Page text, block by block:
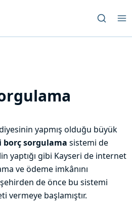
yapmış olduğu büyük
borç sorgulama sistemi de
yaptığı gibi Kayseri de internet
ve ödeme imkânını
de önce bu sistemi
vermeye başlamıştır.